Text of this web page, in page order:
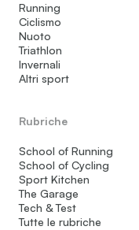
Running
Ciclismo
Nuoto
Triathlon
Invernali
Altri sport
Rubriche
School of Running
School of Cycling
Sport Kitchen
The Garage
Tech & Test
Tutte le rubriche